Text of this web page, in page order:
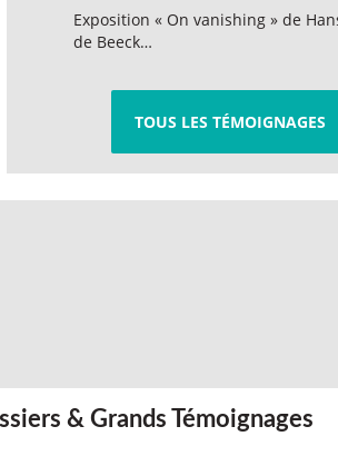
Exposition « On vanishing » de
de Beeck…
TOUS LES TÉMOIGNAGES
& Grands Témoignages